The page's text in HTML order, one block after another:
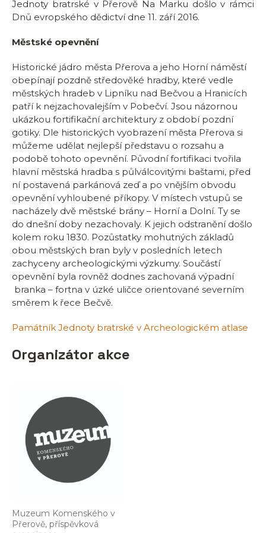
Jednoty bratrské v Přerově Na Marku došlo v rámci
Dnů evropského dědictví dne 11. září 2016.
Městské opevnění
Historické jádro města Přerova a jeho Horní náměstí
obepínají pozdně středověké hradby, které vedle
městských hradeb v Lipníku nad Bečvou a Hranicích
patří k nejzachovalejším v Pobečví. Jsou názornou
ukázkou fortifikační architektury z období pozdní
gotiky. Dle historických vyobrazení města Přerova si
můžeme udělat nejlepší představu o rozsahu a
podobě tohoto opevnění. Původní fortifikaci tvořila
hlavní městská hradba s půlválcovitými baštami, před
ní postavená parkánová zeď a po vnějším obvodu
opevnění vyhloubené příkopy. V místech vstupů se
nacházely dvě městské brány – Horní a Dolní. Ty se
do dnešní doby nezachovaly. K jejich odstranění došlo
kolem roku 1830. Pozůstatky mohutných základů
obou městských bran byly v posledních letech
zachyceny archeologickými výzkumy. Součástí
opevnění byla rovněž dodnes zachovaná výpadní
branka – fortna v úzké uličce orientované severním
směrem k řece Bečvě.
Památník Jednoty bratrské v Archeologickém atlase
Organizátor akce
Muzeum Komenského v
Přerově, příspěvková